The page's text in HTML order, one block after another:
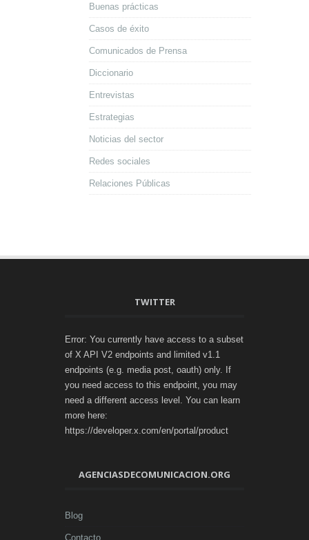
Buenas prácticas
Casos de éxito
Comunicados de Prensa
Diccionario
Entrevistas
Estrategias
Noticias del sector
Redes sociales
Relaciones Públicas
TWITTER
Error: You currently have access to a subset
of X API V2 endpoints and limited v1.1
endpoints (e.g. media post, oauth) only. If
you need access to this endpoint, you may
need a different access level. You can learn
more here:
https://developer.x.com/en/portal/product
AGENCIASDECOMUNICACION.ORG
Blog
Contacto